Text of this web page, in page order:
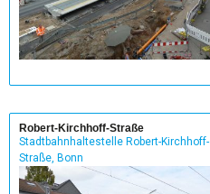
Robert-Kirchhoff-Straße
Stadtbahnhaltestelle Robert-Kirchhoff-
Straße, Bonn